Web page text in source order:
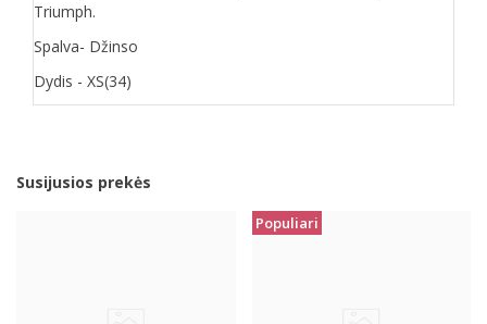
Triumph.
Spalva- Džinso
Dydis - XS(34)
Susijusios prekės
Populiari